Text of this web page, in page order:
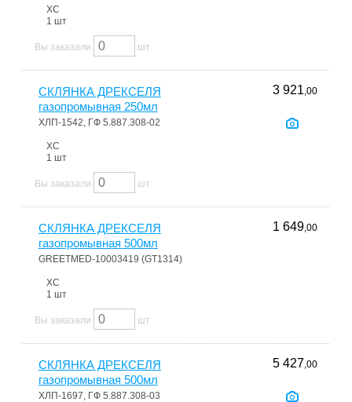
ХС
1 шт
Вы заказали шт
СКЛЯНКА ДРЕКСЕЛЯ
газопромывная 250мл
ХЛП-1542, ГФ 5.887.308-02
ХС
1 шт
3 921,00
Вы заказали шт
СКЛЯНКА ДРЕКСЕЛЯ
газопромывная 500мл
GREETMED-10003419 (GT1314)
ХС
1 шт
1 649,00
Вы заказали шт
СКЛЯНКА ДРЕКСЕЛЯ
газопромывная 500мл
ХЛП-1697, ГФ 5.887.308-03
5 427,00